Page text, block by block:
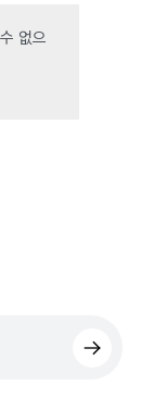
없으